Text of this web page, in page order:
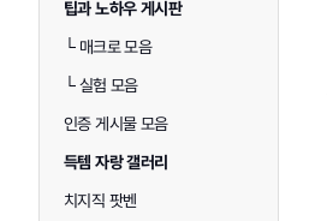
팁과 노하우 게시판
└매크로 모음
└실험 모음
인증 게시물 모음
득템 자랑 갤러리
치지직 팟벤